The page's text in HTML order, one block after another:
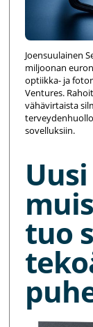
Joensuulainen
miljoonan
optiikka- ja
Ventures.
vähävirtaista
sovelluksiin.
Uusi
tuo